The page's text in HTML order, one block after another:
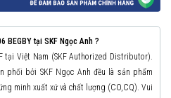
BEGBY tại SKF Ngọc Anh ?
tại Việt Nam (SKF Authorized Distributor).
phối bởi SKF Ngọc Anh đều là sản phẩm
minh xuất xứ và chất lượng (CO,CQ). Vui